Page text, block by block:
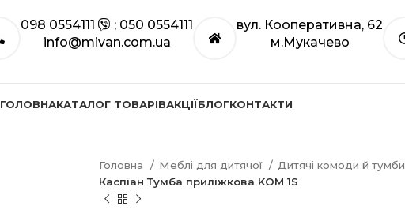
098 0554111
; 050 0554111
info@mivan.com.ua
вул. Кооперативна, 62
м.Мукачево
ГОЛОВНАКАТАЛОГ ТОВАРІВАКЦІЇБЛОГКОНТАКТИ
Головна Меблі для дитячої
Дитячі комоди й тумби
Каспіан Тумба приліжкова KOM 1S